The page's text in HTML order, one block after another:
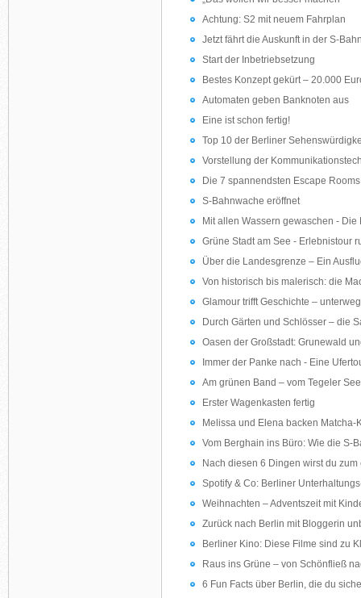
Achtung: S2 mit neuem Fahrplan
Jetzt fährt die Auskunft in der S-
Start der Inbetriebsetzung
Bestes Konzept gekürt – 20.000
Automaten geben Banknoten aus
Eine ist schon fertig!
Top 10 der Berliner
Vorstellung der
Die 7 spannendsten Escape
S-Bahnwache eröffnet
Mit allen Wassern gewaschen - Die
Grüne Stadt am See - Erlebnistour
Über die Landesgrenze – Ein
Von historisch bis malerisch: die
Glamour trifft Geschichte –
Durch Gärten und Schlösser – die
Oasen der Großstadt: Grunewald
Immer der Panke nach - Eine
Am grünen Band – vom Tegeler
Erster Wagenkasten fertig
Melissa und Elena backen Matcha-
Vom Berghain ins Büro: Wie die S-
Nach diesen 6 Dingen wirst du
Spotify & Co: Berliner
Weihnachten – Adventszeit mit
Zurück nach Berlin mit Bloggerin
Berliner Kino: Diese Filme sind zu
Raus ins Grüne – von Schönfließ
6 Fun Facts über Berlin, die du